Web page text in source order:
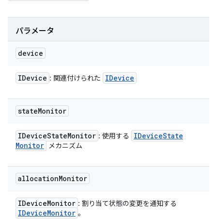
パラメータ
device
IDevice : 関連付けられた IDevice
stateMonitor
IDeviceStateMonitor : 使用する IDeviceState
Monitor メカニズム
allocationMonitor
IDeviceMonitor : 割り当て状態の変更を通知する
IDeviceMonitor 。